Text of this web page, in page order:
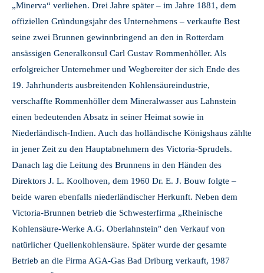
„Minerva“ verliehen. Drei Jahre später – im Jahre 1881, dem
offiziellen Gründungsjahr des Unternehmens – verkaufte Best
seine zwei Brunnen gewinnbringend an den in Rotterdam
ansässigen Generalkonsul Carl Gustav Rommenhöller. Als
erfolgreicher Unternehmer und Wegbereiter der sich Ende des
19. Jahrhunderts ausbreitenden Kohlensäureindustrie,
verschaffte Rommenhöller dem Mineralwasser aus Lahnstein
einen bedeutenden Absatz in seiner Heimat sowie in
Niederländisch-Indien. Auch das holländische Königshaus zählte
in jener Zeit zu den Hauptabnehmern des Victoria-Sprudels.
Danach lag die Leitung des Brunnens in den Händen des
Direktors J. L. Koolhoven, dem 1960 Dr. E. J. Bouw folgte –
beide waren ebenfalls niederländischer Herkunft. Neben dem
Victoria-Brunnen betrieb die Schwesterfirma „Rheinische
Kohlensäure-Werke A.G. Oberlahnstein" den Verkauf von
natürlicher Quellenkohlensäure. Später wurde der gesamte
Betrieb an die Firma AGA-Gas Bad Driburg verkauft, 1987